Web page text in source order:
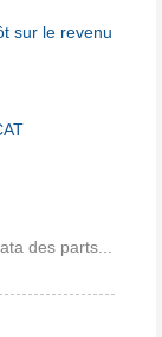
sur le revenu
des parts...